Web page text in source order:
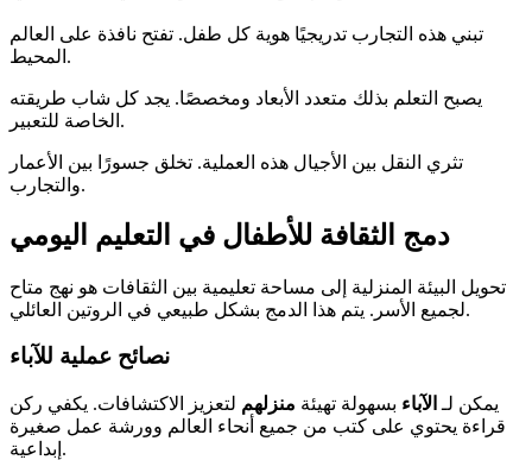
تبني هذه التجارب تدريجيًا هوية كل طفل. تفتح نافذة على العالم
المحيط.
يصبح التعلم بذلك متعدد الأبعاد ومخصصًا. يجد كل شاب طريقته
الخاصة للتعبير.
تثري النقل بين الأجيال هذه العملية. تخلق جسورًا بين الأعمار
والتجارب.
دمج الثقافة للأطفال في التعليم اليومي
تحويل البيئة المنزلية إلى مساحة تعليمية بين الثقافات هو نهج متاح
لجميع الأسر. يتم هذا الدمج بشكل طبيعي في الروتين العائلي.
نصائح عملية للآباء
يمكن لـ الآباء بسهولة تهيئة منزلهم لتعزيز الاكتشافات. يكفي ركن
قراءة يحتوي على كتب من جميع أنحاء العالم وورشة عمل صغيرة
إبداعية.